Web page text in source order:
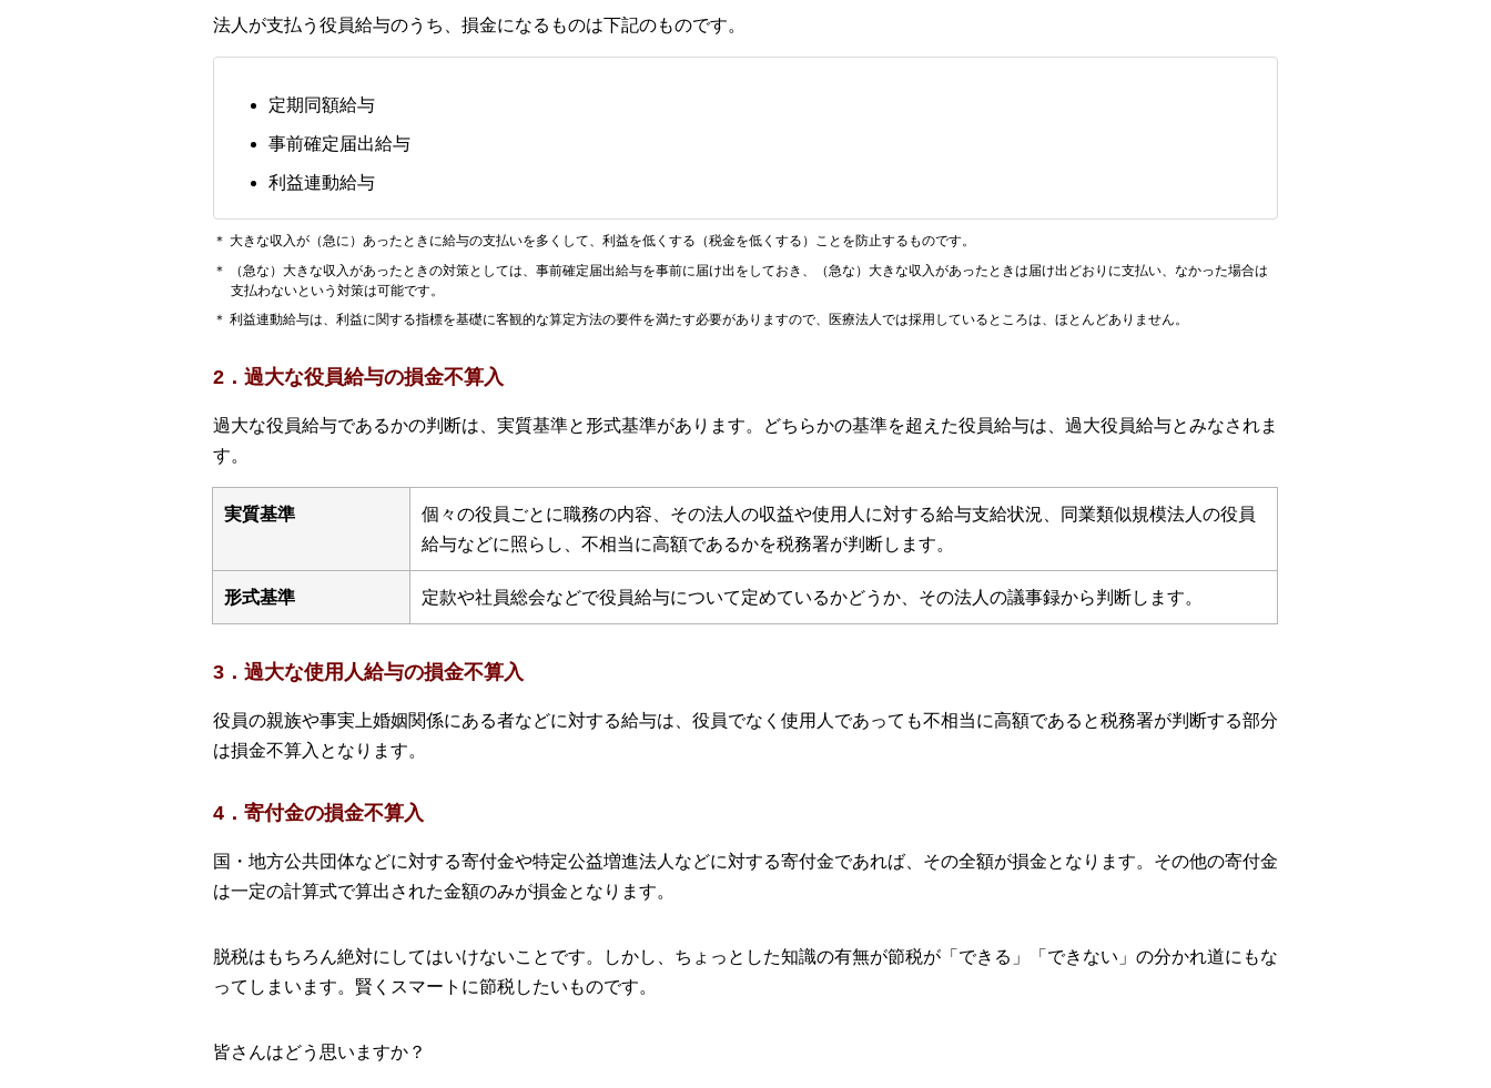
法人が支払う役員給与のうち、損金になるものは下記のものです。
定期同額給与
事前確定届出給与
利益連動給与
＊ 大きな収入が（急に）あったときに給与の支払いを多くして、利益を低くする（税金を低くする）ことを防止するものです。
＊ （急な）大きな収入があったときの対策としては、事前確定届出給与を事前に届け出をしておき、（急な）大きな収入があったときは届け出どおりに支払い、なかった場合は
支払わないという対策は可能です。
＊ 利益連動給与は、利益に関する指標を基礎に客観的な算定方法の要件を満たす必要がありますので、医療法人では採用しているところは、ほとんどありません。
2．過大な役員給与の損金不算入
過大な役員給与であるかの判断は、実質基準と形式基準があります。どちらかの基準を超えた役員給与は、過大役員給与とみなされま
す。
実質基準
個々の役員ごとに職務の内容、その法人の収益や使用人に対する給与支給状況、同業類似規模法人の役員
給与などに照らし、不相当に高額であるかを税務署が判断します。
形式基準 定款や社員総会などで役員給与について定めているかどうか、その法人の議事録から判断します。
3．過大な使用人給与の損金不算入
役員の親族や事実上婚姻関係にある者などに対する給与は、役員でなく使用人であっても不相当に高額であると税務署が判断する部分
は損金不算入となります。
4．寄付金の損金不算入
国・地方公共団体などに対する寄付金や特定公益増進法人などに対する寄付金であれば、その全額が損金となります。その他の寄付金
は一定の計算式で算出された金額のみが損金となります。
脱税はもちろん絶対にしてはいけないことです。しかし、ちょっとした知識の有無が節税が「できる」「できない」の分かれ道にもな
ってしまいます。賢くスマートに節税したいものです。
皆さんはどう思いますか？